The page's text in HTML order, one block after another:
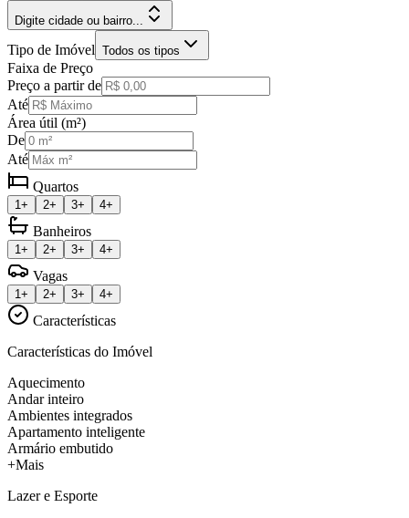
Digite cidade ou bairro...
Tipo de Imóvel Todos os tipos
Faixa de Preço
Preço a partir de
Até
Área útil (m²)
De
Até
Quartos
1+ 2+ 3+ 4+
Banheiros
1+ 2+ 3+ 4+
Vagas
1+ 2+ 3+ 4+
Características
Características do Imóvel
Aquecimento
Andar inteiro
Ambientes integrados
Apartamento inteligente
Armário embutido
+Mais
Lazer e Esporte